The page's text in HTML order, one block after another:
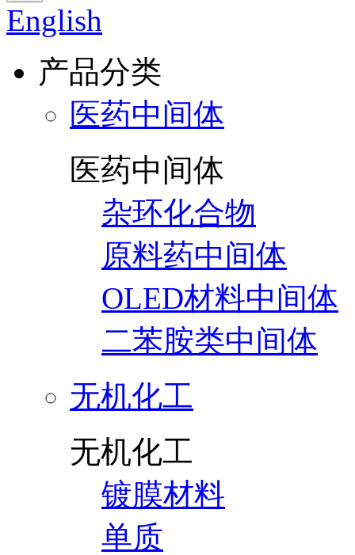
English
产品分类
医药中间体
医药中间体
杂环化合物
原料药中间体
OLED材料中间体
二苯胺类中间体
无机化工
无机化工
镀膜材料
单质